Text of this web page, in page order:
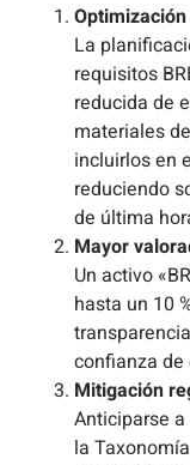
La
requisitos
reducida de
materiales
incluirlos en
reduciendo
de última
Mayor
Un activo
hasta un 10
confianza de
Mitigación
Anticiparse
la